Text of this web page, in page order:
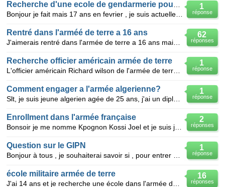
1
réponse
62
réponses
Rentré dans l'arméé de terre a 16 ans
1
réponse
Recherche officier américain armée de terre
1
réponse
Comment engager a l'armée algerienne?
2
réponses
Enrollment dans l'armée française
1
réponse
Question sur le GIPN
16
réponses
école militaire armée de terre